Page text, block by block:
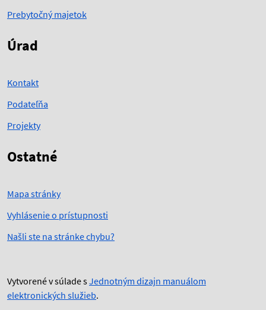
Prebytočný majetok
Úrad
Kontakt
Podateľňa
Projekty
Ostatné
Mapa stránky
Vyhlásenie o prístupnosti
Našli ste na stránke chybu?
Vytvorené v súlade sJednotným dizajn manuálom
elektronických služieb.